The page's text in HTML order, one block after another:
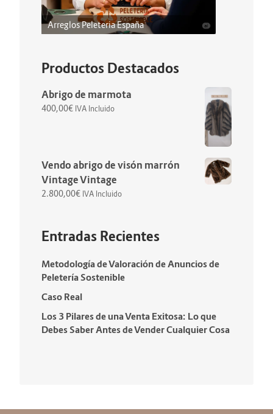
Arreglos Peleteria España
Productos Destacados
Abrigo de marmota
400,00€ IVA Incluido
Vendo abrigo de visón marrón
Vintage Vintage
2.800,00€ IVA Incluido
Entradas Recientes
Metodología de Valoración de Anuncios de
Peletería Sostenible
Caso Real
Los 3 Pilares de una Venta Exitosa: Lo que
Debes Saber Antes de Vender Cualquier Cosa